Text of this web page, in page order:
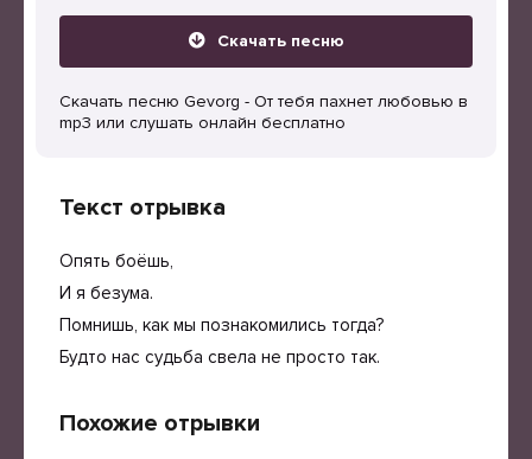
Скачать песню
Скачать песню Gevorg - От тебя пахнет любовью в
mp3 или слушать онлайн бесплатно
Текст отрывка
Опять боёшь,
И я безума.
Помнишь, как мы познакомились тогда?
Будто нас судьба свела не просто так.
Похожие отрывки